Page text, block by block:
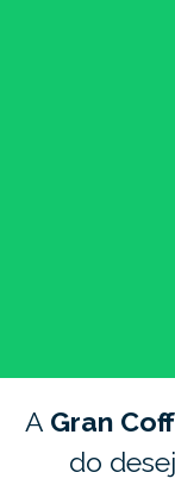
A Gran
do